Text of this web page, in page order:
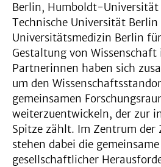
Berlin, Humboldt-Universität
Technische Universität
Universitätsmedizin Berlin
Gestaltung von
Partnerinnen haben sich
um den
gemeinsamen
weiterzuentwickeln, der zur
Spitze zählt. Im Zentrum der
stehen dabei die
gesellschaftlicher